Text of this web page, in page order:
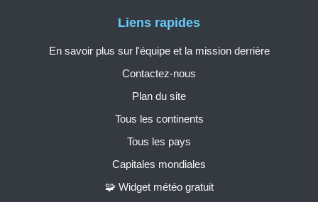
Liens rapides
En savoir plus sur l'équipe et la mission derrière
Contactez-nous
Plan du site
Tous les continents
Tous les pays
Capitales mondiales
🧩 Widget météo gratuit